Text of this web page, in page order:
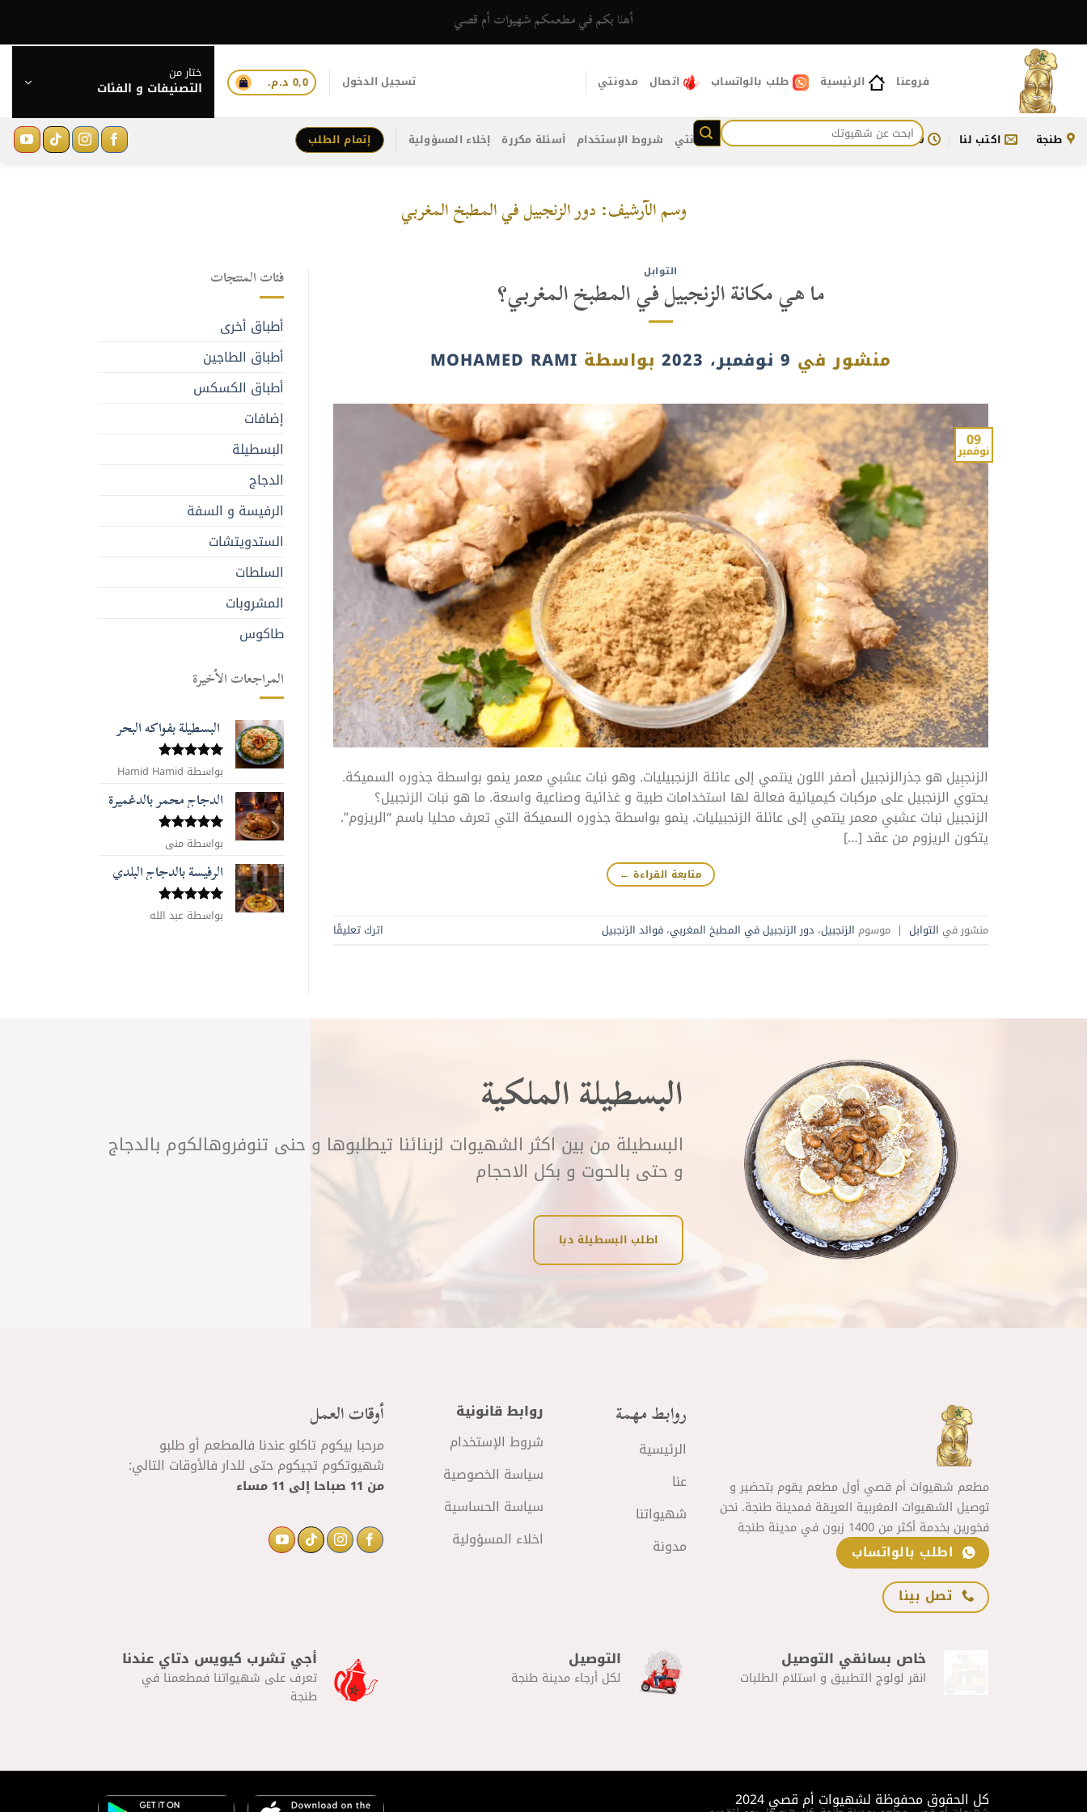
أهلا بكم في مطعمكم شهيوات أم قصي
فروعنا الرئيسية طلب بالواتساب اتصال مدونتي
البحث
عن:
تسجيل الدخول 0,0 د.م. ختار من
التصنيفات و الفئات
طنجة اكتب لنا 11:00 ص - 11:30 م للتواصل معنا مدونتي شروط الإستخدام أسئلة مكررة إخلاء المسؤولية إتمام الطلب
وسم الآرشيف: دور الزنجبيل في المطبخ المغربي
التوابل
ما هي مكانة الزنجبيل في المطبخ المغربي؟
منشور في 9 نوفمبر، 2023 بواسطة MOHAMED RAMI
09
نوفمبر
الزنجبِيل هو جذرالزنجبيل أصفر اللون ينتمي إلى عائلة الزنجبيليات. وهو نبات عشبي معمر ينمو بواسطة جذوره السميكة.
يحتوي الزنجبيل على مركبات كيميائية فعالة لها استخدامات طبية و غذائية وصناعية واسعة. ما هو نبات الزنجبيل؟
الزنجبيل نبات عشبي معمر ينتمي إلى عائلة الزنجبيليات. ينمو بواسطة جذوره السميكة التي تعرف محليا باسم “الريزوم”.
يتكون الريزوم من عقد […]
متابعة القراءة ←
منشور في التوابل | موسوم الزنجبيل، دور الزنجبيل في المطبخ المغربي، فوائد الزنجبيل اترك تعليقًا
فئات المنتجات
أطباق أخرى
أطباق الطاجين
أطباق الكسكس
إضافات
البسطيلة
الدجاج
الرفيسة و السفة
الستدويتشات
السلطات
المشروبات
طاكوس
المراجعات الأخيرة
البسطيلة بفواكه البحر
تم التقييم
5من 5
بواسطة Hamid Hamid
الدجاج محمر بالدغميرة
تم التقييم
5من 5
بواسطة منى
الرفيسة بالدجاج البلدي
تم التقييم
5من 5
بواسطة عبد الله
البسطيلة الملكية
البسطيلة من بين اكثر الشهيوات لزبنائنا تيطلبوها و حنى تنوفروهالكوم بالدجاج
و حتى بالحوت و بكل الاحجام
اطلب البسطيلة دبا
مطعم شهيوات أم قصي أول مطعم يقوم بتحضير و
توصيل الشهيوات المغربية العريقة فمدينة طنجة. نحن
فخورين بخدمة أكثر من 1400 زبون في مدينة طنجة
اطلب بالواتساب
تصل بينا
روابط مهمة
الرئيسية
عنا
شهيواتنا
مدونة
روابط قانونية
شروط الإستخدام
سياسة الخصوصية
سياسة الحساسية
اخلاء المسؤولية
أوقات العمل
مرحبا بيكوم تاكلو عندنا فالمطعم أو طلبو
شهيوتكوم تجيكوم حتى للدار فالأوقات التالي:
من 11 صباحا إلى
خاص بسائقي التوصيل
انقر لولوج التطبيق و استلام الطلبات
التوصيل
لكل أرجاء مدينة طنجة
أجي تشرب كيويس دتاي عندنا
تعرف على شهيواتنا فمطعمنا في
طنجة
كل الحقوق محفوظة لشهيوات أم قصي 2024